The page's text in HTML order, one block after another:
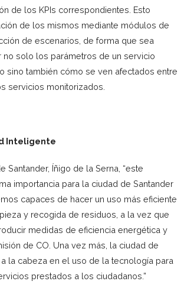
de los KPIs correspondientes. Esto
de los mismos mediante módulos de
de escenarios, de forma que sea
no solo los parámetros de un servicio
sino también cómo se ven afectados entre
servicios monitorizados.
Inteligente
Santander, Íñigo de la Serna, “este
importancia para la ciudad de Santander
capaces de hacer un uso más eficiente
y recogida de residuos, a la vez que
medidas de eficiencia energética y
de CO. Una vez más, la ciudad de
la cabeza en el uso de la tecnología para
prestados a los ciudadanos.”